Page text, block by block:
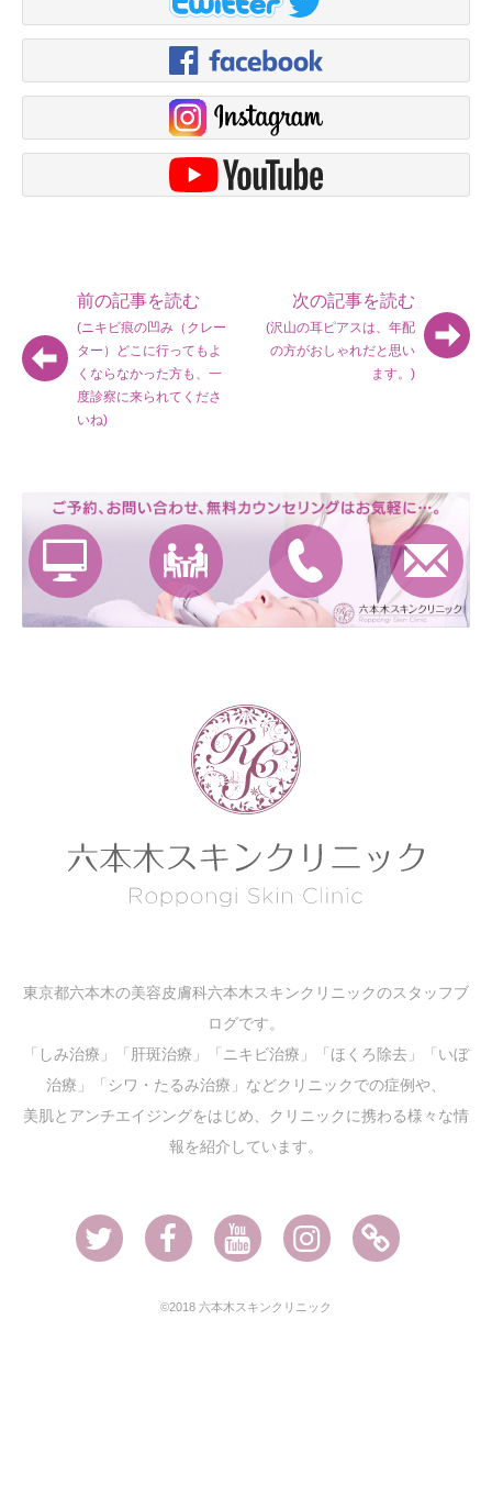
前の記事を読む
(ニキビ痕の凹み（クレー
ター）どこに行ってもよ
くならなかった方も、一
度診察に来られてくださ
いね)
次の記事を読む
(沢山の耳ピアスは、年配
の方がおしゃれだと思い
ます。)
東京都六本木の美容皮膚科六本木スキンクリニックのスタッフブ
ログです。
「しみ治療」「肝斑治療」「ニキビ治療」「ほくろ除去」「いぼ
治療」「シワ・たるみ治療」などクリニックでの症例や、
美肌とアンチエイジングをはじめ、クリニックに携わる様々な情
報を紹介しています。
Twitter FacebookYoutube InstagramAmeblo
©2018 六本木スキンクリニック